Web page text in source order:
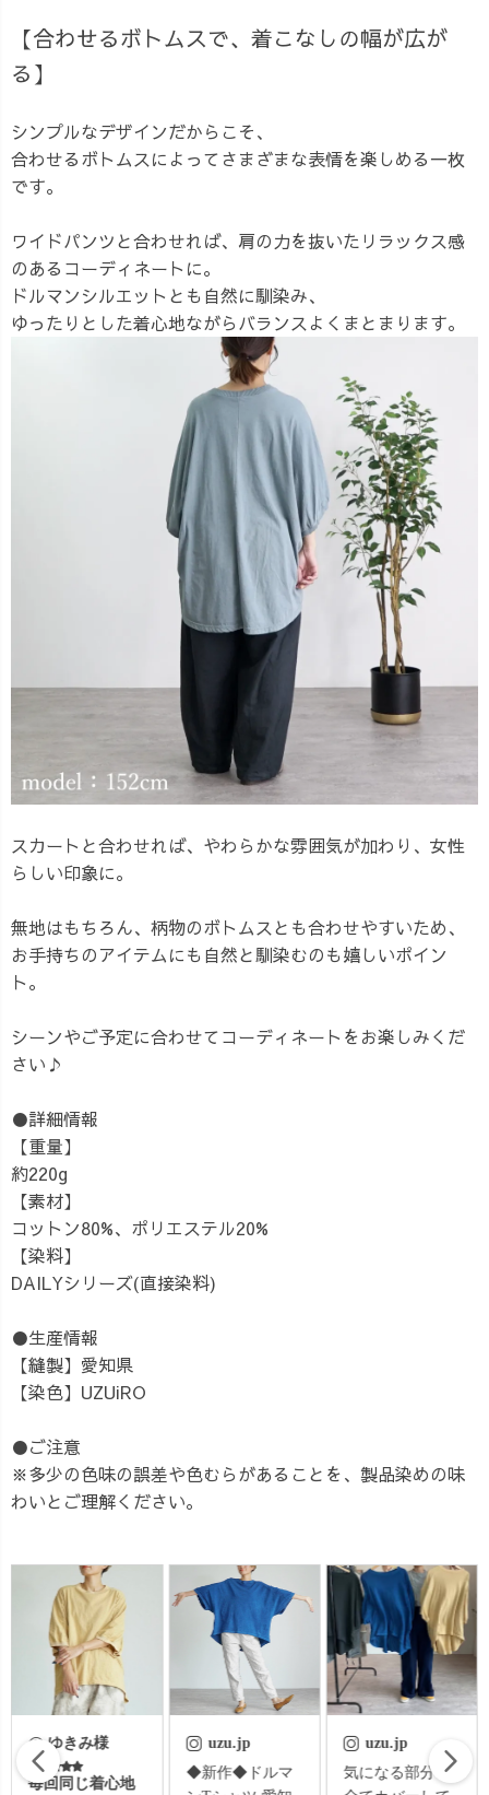
【合わせるボトムスで、着こなしの幅が広が
る】
シンプルなデザインだからこそ、
合わせるボトムスによってさまざまな表情を楽しめる一枚
です。
ワイドパンツと合わせれば、肩の力を抜いたリラックス感
のあるコーディネートに。
ドルマンシルエットとも自然に馴染み、
ゆったりとした着心地ながらバランスよくまとまります。
スカートと合わせれば、やわらかな雰囲気が加わり、女性
らしい印象に。
無地はもちろん、柄物のボトムスとも合わせやすいため、
お手持ちのアイテムにも自然と馴染むのも嬉しいポイン
ト。
シーンやご予定に合わせてコーディネートをお楽しみくだ
さい♪
●詳細情報
【重量】
約220g
【素材】
コットン80%、ポリエステル20%
【染料】
DAILYシリーズ(直接染料)
●生産情報
【縫製】愛知県
【染色】UZUiRO
●ご注意
※多少の色味の誤差や色むらがあることを、製品染めの味
わいとご理解ください。
uzu.jp
◆新作◆ドルマ
uzu.jp
気になる部分を
uzuiro.oreo
蒸し蒸しあつあ